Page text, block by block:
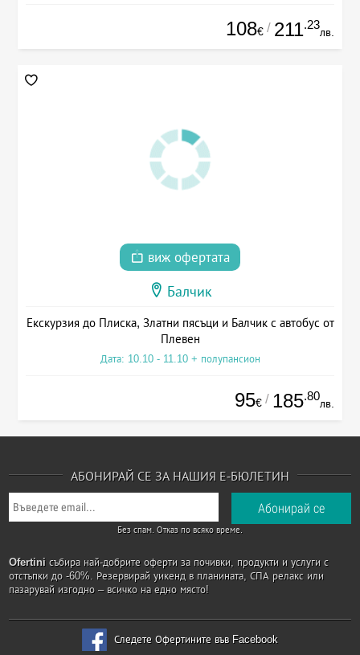
108€ / 211.23
лв.
виж офертата
Балчик
Екскурзия до Плиска, Златни пясъци и Балчик с автобус от
Плевен
Дата: 10.10 - 11.10 + полупансион
95€ / 185.80
лв.
АБОНИРАЙ СЕ ЗА НАШИЯ Е-БЮЛЕТИН
Без спам. Отказ по всяко време.
Ofertini събира най-добрите оферти за почивки, продукти и услуги с
отстъпки до -60%. Резервирай уикенд в планината, СПА релакс или
пазарувай изгодно – всичко на едно място!
Следете Офертините във Facebook